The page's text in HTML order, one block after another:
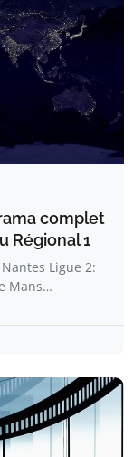
complet
Régional 1
Nantes Ligue 2:
Mans…